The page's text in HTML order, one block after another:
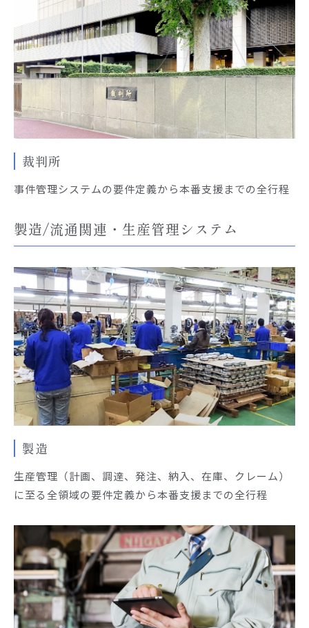
裁判所
事件管理システムの要件定義から本番支援までの全行程
製造/流通関連・生産管理システム
製造
生産管理（計画、調達、発注、納入、在庫、クレーム）
に至る全領域の要件定義から本番支援までの全行程